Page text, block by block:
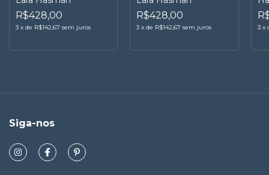
R$428,00
3 x de R$142,67 sem juros
R$428,00
3 xde R$142,67 sem juros 3 x
Siga-nos